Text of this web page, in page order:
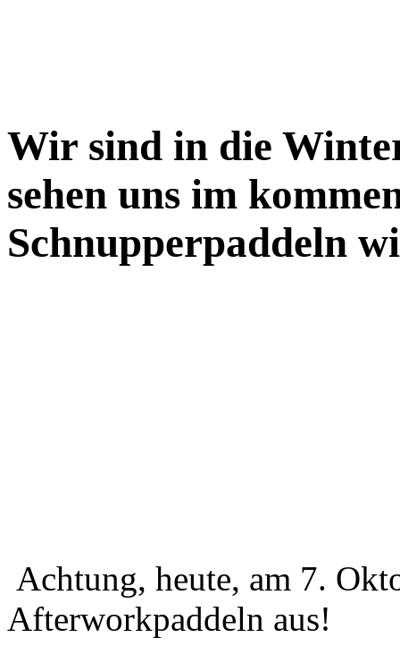
Wir sind in die
sehen uns im
Schnupperpaddeln
Achtung, heute, am 7.
Afterworkpaddeln aus!